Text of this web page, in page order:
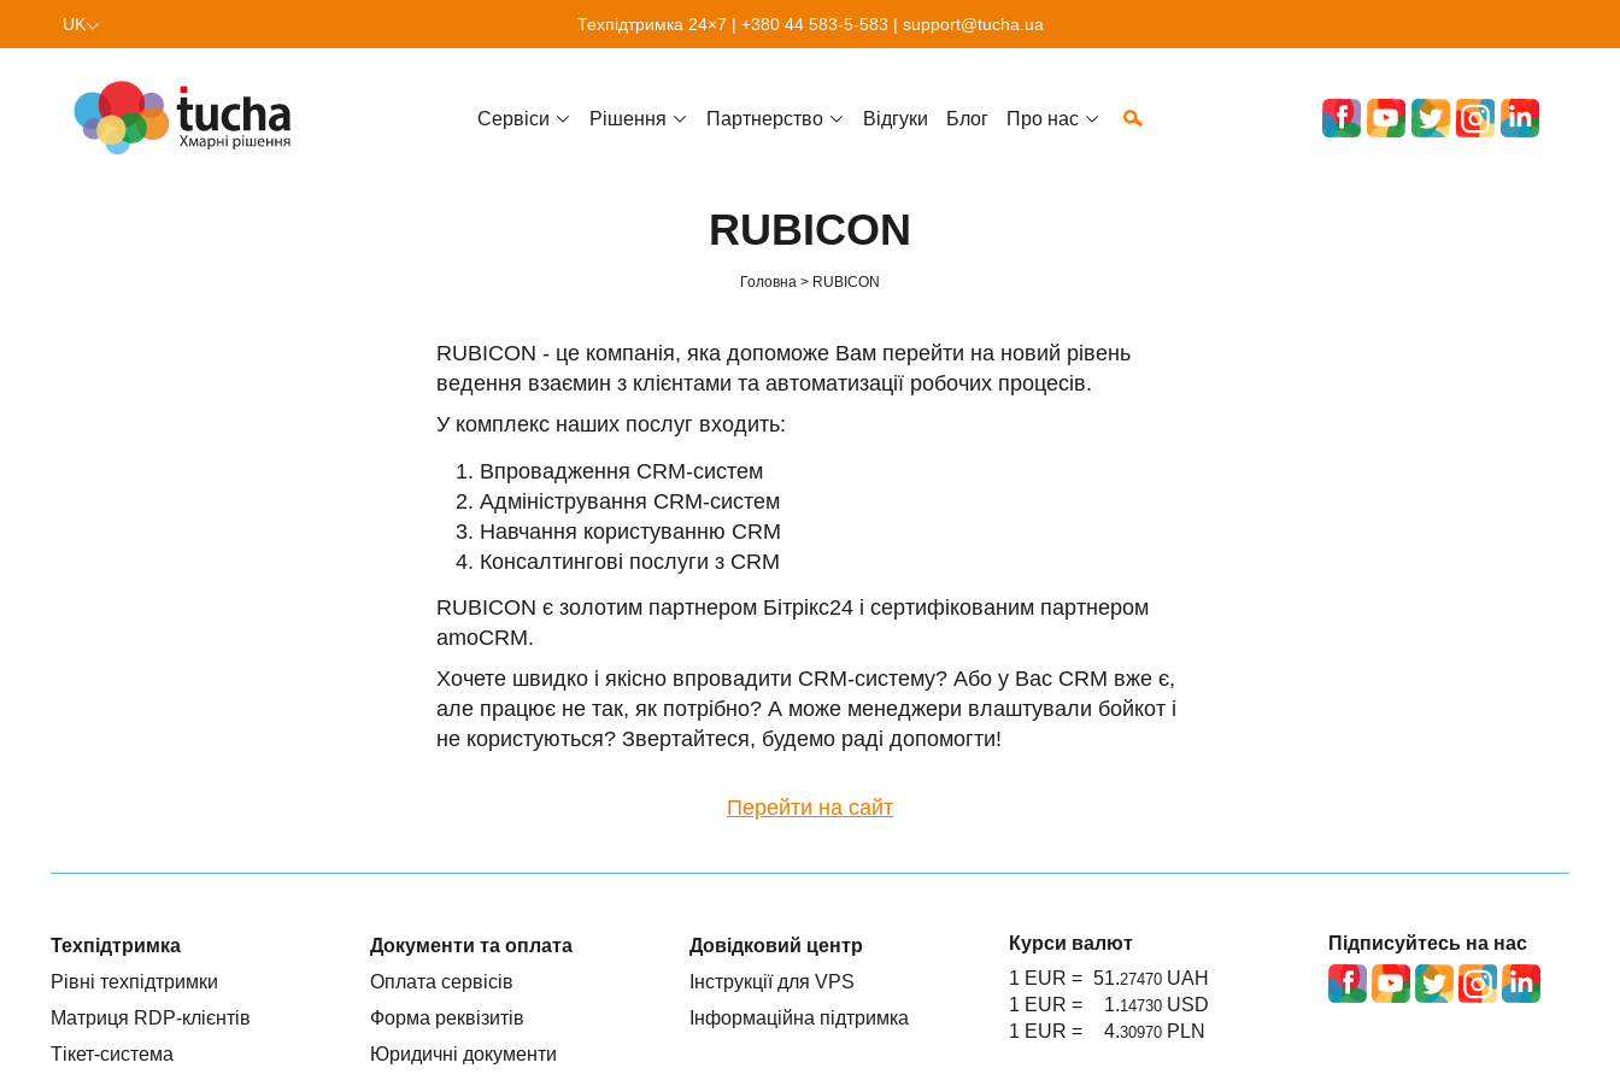
UK Техпідтримка 24×7 | +380 44 583-5-583 | support@tucha.ua
Cервіси Рішення Партнерство Відгуки Блог Про нас
RUBICON
Головна RUBICON
RUBICON - це компанія, яка допоможе Вам перейти на новий рівень
ведення взаємин з клієнтами та автоматизації робочих процесів.
У комплекс наших послуг входить:
Впровадження CRM-систем
Адміністрування CRM-систем
Навчання користуванню CRM
Консалтингові послуги з CRM
RUBICON є золотим партнером Бітрікс24 і сертифікованим партнером
amoCRM.
Хочете швидко і якісно впровадити CRM-систему? Або у Вас CRM вже є,
але працює не так, як потрібно? А може менеджери влаштували бойкот і
не користуються? Звертайтеся, будемо раді допомогти!
Перейти на сайт
Техпідтримка
Рівні техпідтримки
Матриця RDP-клієнтів
Тікет-система
Документи та оплата
Оплата сервісів
Форма реквізитів
Юридичні документи
Довідковий центр
Інструкції для VPS
Інформаційна підтримка
Курси валют
1 EUR = 51.27470 UAH
1 EUR =
1.14730 USD
1 EUR =
4.30970 PLN
Підписуйтесь на нас